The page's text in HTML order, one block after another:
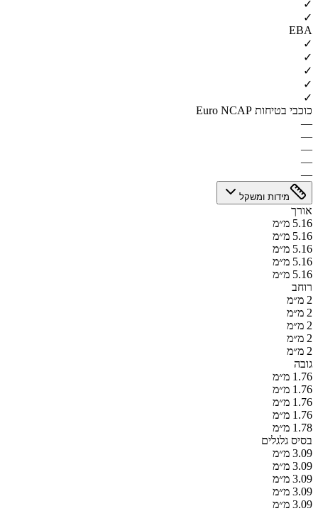
✓
✓
EBA
✓
✓
✓
✓
✓
כוכבי בטיחות Euro NCAP
—
—
—
—
—
מידות ומשקל
אורך
5.16 מ״מ
5.16 מ״מ
5.16 מ״מ
5.16 מ״מ
5.16 מ״מ
רוחב
2 מ״מ
2 מ״מ
2 מ״מ
2 מ״מ
2 מ״מ
גובה
1.76 מ״מ
1.76 מ״מ
1.76 מ״מ
1.76 מ״מ
1.78 מ״מ
בסיס גלגלים
3.09 מ״מ
3.09 מ״מ
3.09 מ״מ
3.09 מ״מ
3.09 מ״מ